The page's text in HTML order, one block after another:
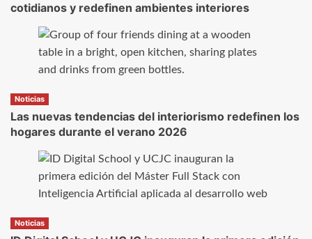
cotidianos y redefinen ambientes interiores
Noticias
Las nuevas tendencias del interiorismo redefinen los
hogares durante el verano 2026
Noticias